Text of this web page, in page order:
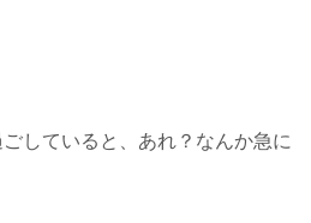
していると、あれ？なんか急に